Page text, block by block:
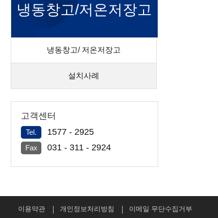
냉동창고/저온저장고
냉동창고/ 저온저장고
설치사례
고객센터
Tel. 1577 - 2925
Fax 031 - 311 - 2924
이용약관 개인정보처리방침 이메일 무단수집거부